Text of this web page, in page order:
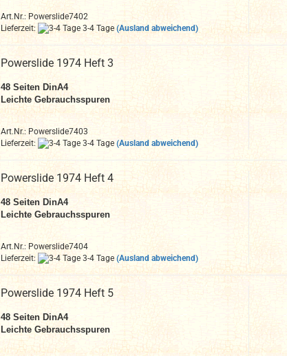
Art.Nr.: Powerslide7402
Lieferzeit:
3-4 Tage (Ausland abweichend)
Powerslide 1974 Heft 3
48 Seiten DinA4
Leichte Gebrauchsspuren
Art.Nr.: Powerslide7403
Lieferzeit:
3-4 Tage (Ausland abweichend)
Powerslide 1974 Heft 4
48 Seiten DinA4
Leichte Gebrauchsspuren
Art.Nr.: Powerslide7404
Lieferzeit:
3-4 Tage (Ausland abweichend)
Powerslide 1974 Heft 5
48 Seiten DinA4
Leichte Gebrauchsspuren